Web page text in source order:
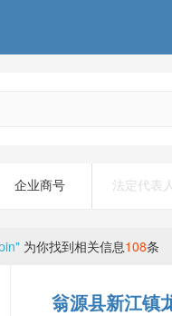
企业商号 法定代表
为你找到相关信息108条
翁源县新江镇